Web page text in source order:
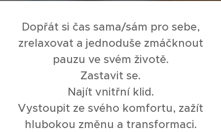
Dopřát si čas sama/sám pro sebe,
zrelaxovat a jednoduše zmáčknout
pauzu ve svém životě.
Zastavit se.
Najít vnitřní klid.
Vystoupit ze svého komfortu, zažít
hlubokou změnu a transformaci.